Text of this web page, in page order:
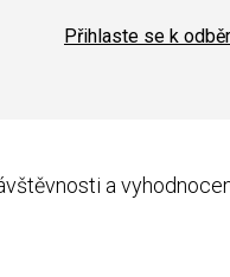
Přihlaste se k
a